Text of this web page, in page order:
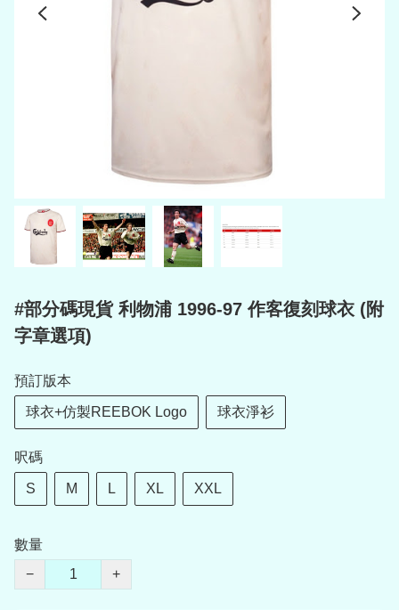
#部分碼現貨 利物浦 1996-97 作客復刻球衣 (附
字章選項)
預訂版本
球衣+仿製REEBOK Logo 球衣淨衫
呎碼
S M L XL XXL
數量
−
+